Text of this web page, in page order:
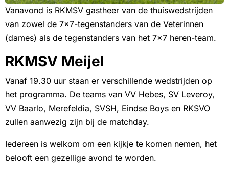
Vanavond is RKMSV gastheer van de thuiswedstrijden
van zowel de 7×7-tegenstanders van de Veterinnen
(dames) als de tegenstanders van het 7×7 heren-team.
RKMSV Meijel
Vanaf 19.30 uur staan er verschillende wedstrijden op
het programma. De teams van VV Hebes, SV Leveroy,
VV Baarlo, Merefeldia, SVSH, Eindse Boys en RKSVO
zullen aanwezig zijn bij de matchday.
Iedereen is welkom om een kijkje te komen nemen, het
belooft een gezellige avond te worden.